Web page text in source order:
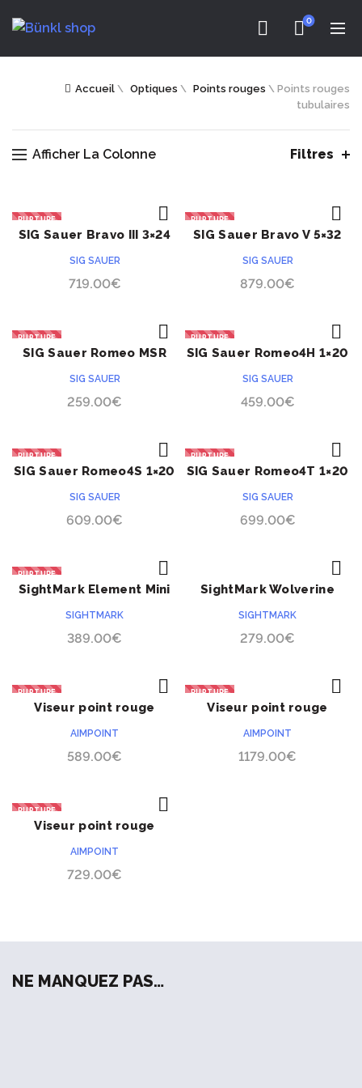
0
Accueil \ Optiques \ Points rouges \ Points rouges
tubulaires
Afficher La Colonne Filtres
RUPTURE
ACHETER
SIG Sauer Bravo III 3×24
SIG SAUER
719.00€
RUPTURE
ACHETER
SIG Sauer Bravo V 5×32
SIG SAUER
879.00€
RUPTURE
ACHETER
SIG Sauer Romeo MSR
SIG SAUER
259.00€
RUPTURE
ACHETER
SIG Sauer Romeo4H 1×20
SIG SAUER
459.00€
RUPTURE
ACHETER
SIG Sauer Romeo4S 1×20
SIG SAUER
609.00€
RUPTURE
ACHETER
SIG Sauer Romeo4T 1×20
SIG SAUER
699.00€
RUPTURE
ACHETER
SightMark Element Mini
SIGHTMARK
389.00€
ACHETER
SightMark Wolverine
SIGHTMARK
279.00€
RUPTURE
ACHETER
Viseur point rouge
AIMPOINT
589.00€
RUPTURE
ACHETER
Viseur point rouge
AIMPOINT
1179.00€
RUPTURE
ACHETER
Viseur point rouge
AIMPOINT
729.00€
NE MANQUEZ PAS…